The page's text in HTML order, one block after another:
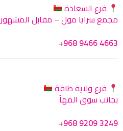
فرع السعادة
مجمع سرايا مول – مقابل المشهور
+968 9466 4663
فرع ولاية طاقة
بجانب سوق المهآ
+968 9209 3249